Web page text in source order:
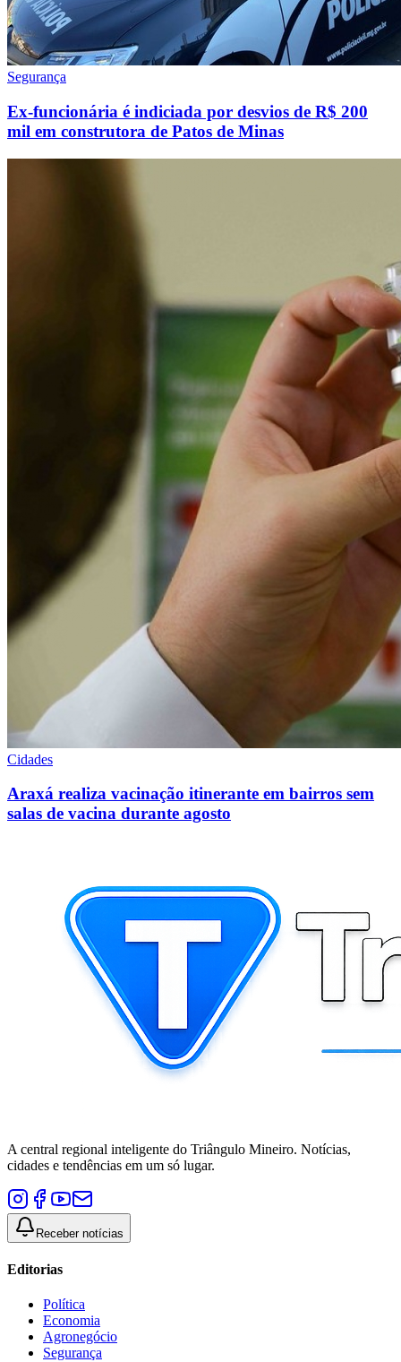
Segurança
Ex-funcionária é indiciada por desvios de R$ 200
mil em construtora de Patos de Minas
Cidades
Araxá realiza vacinação itinerante em bairros sem
salas de vacina durante agosto
A central regional inteligente do Triângulo Mineiro. Notícias,
cidades e tendências em um só lugar.
Receber notícias
Editorias
Política
Economia
Agronegócio
Segurança